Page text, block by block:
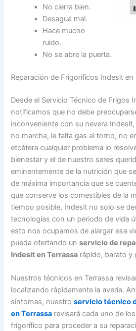
No cierra bien.
Desagua mal.
Hace mucho
ruido.
No se abre la puerta.
Reparación de Frigoríficos Indesit en
Desde el Servicio Técnico de Frigos
notificamos que no debe
inconveniente con su nevera
no marcha, le falta gas al torno, no
etcétera cualquier problema lo
bienestar y el de nuestro seres
eminentemente de la nutrición que
de máxima importancia que se
que conserve los comestibles de la
tiempo posible, Indesit no solo se
tecnologías con un periodo de vida
esto nos ocupamos de alargar esa
pueda ofertando unservicio de
Indesit en Terrassa rápido, barato y
Nuestros técnicos en Terrassa
localizando rápidamente la averia.
síntomas, nuestroservicio técnico
en Terrassa revisará cada uno de
frigorífico para proceder a su